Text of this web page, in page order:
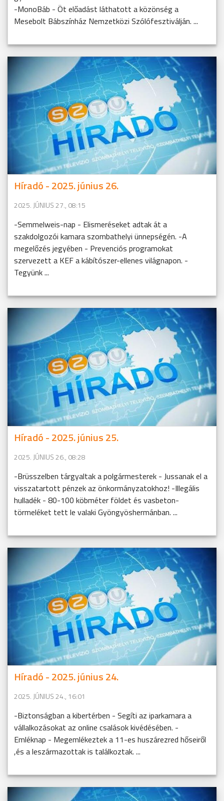
-MonoBáb - Öt előadást láthatott a közönség a
Mesebolt Bábszínház Nemzetközi Szólófesztiválján. ...
Híradó - 2025. június 26.
2025. JÚNIUS 27., 08:15
-Semmelweis-nap - Elismeréseket adtak át a
szakdolgozói kamara szombathelyi ünnepségén. -A
megelőzés jegyében - Prevenciós programokat
szervezett a KEF a kábítószer-ellenes világnapon. -
Tegyünk ...
Híradó - 2025. június 25.
2025. JÚNIUS 26., 08:28
-Brüsszelben tárgyaltak a polgármesterek - Jussanak el a
visszatartott pénzek az önkormányzatokhoz! -Illegális
hulladék - 80-100 köbméter földet és vasbeton-
törmeléket tett le valaki Gyöngyöshermánban. ...
Híradó - 2025. június 24.
2025. JÚNIUS 24., 16:01
-Biztonságban a kibertérben - Segíti az iparkamara a
vállalkozásokat az online csalások kivédésében. -
Emléknap - Megemlékeztek a 11-es huszárezred hőseiről
,és a leszármazottak is találkoztak. ...